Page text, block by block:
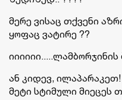
მერე ვისაც თქვენი
ყოფაც ვატირე ??
ან კიდევ,
მეტი სტიმული მიეცეს